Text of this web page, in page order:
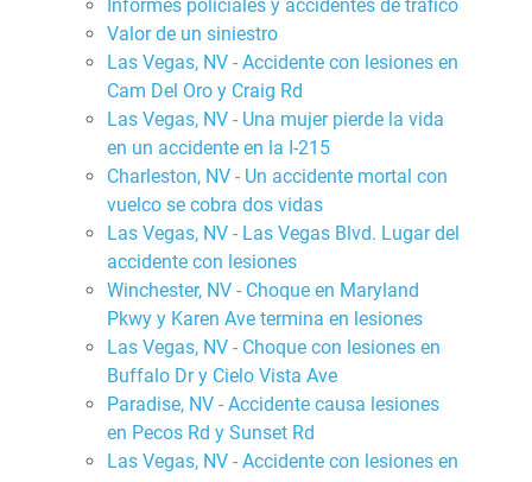
Informes policiales y accidentes de tráfico
Valor de un siniestro
Las Vegas, NV - Accidente con lesiones en
Cam Del Oro y Craig Rd
Las Vegas, NV - Una mujer pierde la vida
en un accidente en la I-215
Charleston, NV - Un accidente mortal con
vuelco se cobra dos vidas
Las Vegas, NV - Las Vegas Blvd. Lugar del
accidente con lesiones
Winchester, NV - Choque en Maryland
Pkwy y Karen Ave termina en lesiones
Las Vegas, NV - Choque con lesiones en
Buffalo Dr y Cielo Vista Ave
Paradise, NV - Accidente causa lesiones
en Pecos Rd y Sunset Rd
Las Vegas, NV - Accidente con lesiones en